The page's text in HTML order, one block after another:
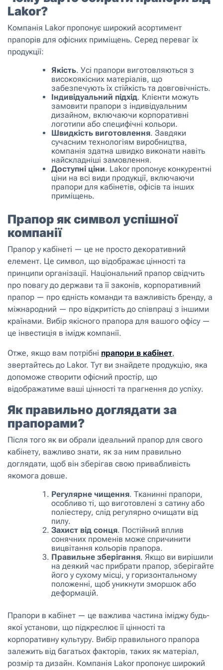
Lakor?
Компанія Lakor пропонує широкий асортимент
прапорів для офісних приміщень. Серед переваг їх
продукції:
Якість. Усі прапори виготовляються з
високоякісних матеріалів, що
забезпечують їх стійкість та довговічність.
Індивідуальний підхід. Клієнти можуть
замовити прапори з індивідуальним
дизайном, включаючи корпоративні
логотипи або специфічні кольори.
Швидкість виготовлення. Завдяки
сучасним технологіям виробництва,
компанія здатна швидко виконати навіть
найскладніші замовлення.
Доступні ціни. Lakor пропонує конкурентні
ціни на всі види продукції, включаючи
прапори для кабінетів, офісів та інших
приміщень.
Прапор як символ успішної
компанії
Прапор у кабінеті — це не просто декоративний
елемент. Це символ, що відображає цінності та
принципи організації. Національний прапор свідчить
про повагу до держави та її законів, корпоративний
прапор — про єдність команди та важливість бренду, а
міжнародний — про відкритість до співпраці з іншими
країнами. Вибір якісного прапора для вашого офісу —
це інвестиція в імідж компанії.
Отже, якщо вам потрібні прапори в кабінет,
звертайтесь до Lakor. Тут ви знайдете продукцію, яка
допоможе створити офісний простір, що
відображатиме ваші цінності та прагнення до успіху.
Як правильно доглядати за
прапорами?
Після того як ви обрали ідеальний прапор для свого
кабінету, важливо знати, як за ним правильно
доглядати, щоб він зберігав свою привабливість
якомога довше.
Регулярне чищення. Тканинні прапори,
особливо ті, що виготовлені з сатину або
поліестеру, слід регулярно очищати від
пилу.
Захист від сонця. Постійний вплив
сонячних променів може спричинити
вицвітання кольорів прапора.
Правильне зберігання. Якщо ви вирішили
на деякий час прибрати прапор, зберігайте
його у сухому місці, у горизонтальному
положенні, щоб уникнути зморшок або
деформацій.
Прапори в кабінет — це важлива частина іміджу будь-
якої установи, що підкреслює її цінності та
корпоративну культуру. Вибір правильного прапора
залежить від багатьох факторів, таких як матеріал,
розмір та дизайн. Компанія Lakor пропонує широкий